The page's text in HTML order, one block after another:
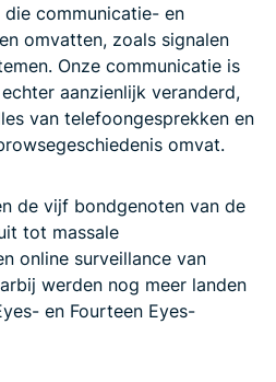
die communicatie- en
omvatten, zoals signalen
Onze communicatie is
aanzienlijk veranderd,
van telefoongesprekken en
omvat.
de vijf bondgenoten van de
tot massale
online surveillance van
werden nog meer landen
en Fourteen Eyes-